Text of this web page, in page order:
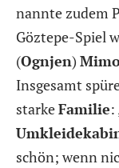
nannte zudem
Göztepe-Spiel
(Ognjen)
Insgesamt
starkeFamilie:
schön; wenn